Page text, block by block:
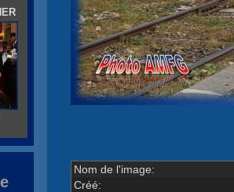
Nom de l'image:
Créé: